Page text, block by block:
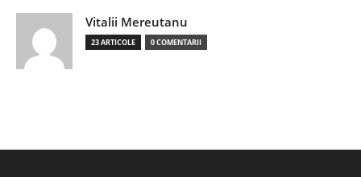
Vitalii Mereutanu
23 ARTICOLE 0 COMENTARII